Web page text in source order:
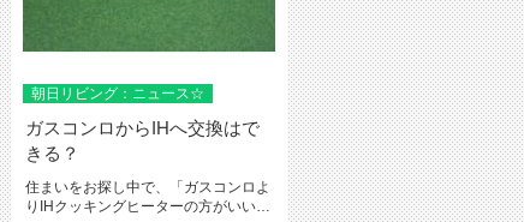
朝日リビング：ニュース☆
ガスコンロからIHへ交換はで
きる？
住まいをお探し中で、「ガスコンロよ
りIHクッキングヒーターの方がいい」